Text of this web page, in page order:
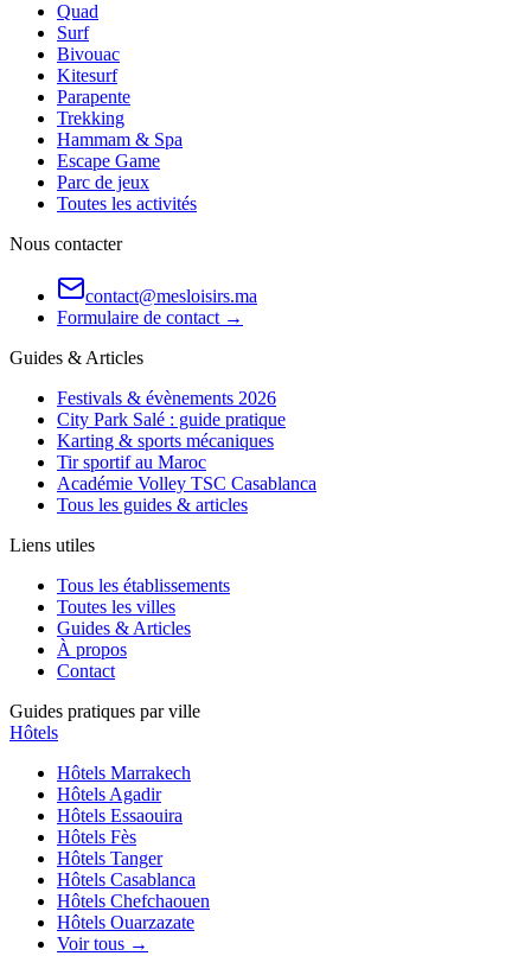
Quad
Surf
Bivouac
Kitesurf
Parapente
Trekking
Hammam & Spa
Escape Game
Parc de jeux
Toutes les activités
Nous contacter
contact@mesloisirs.ma
Formulaire de contact →
Guides & Articles
Festivals & évènements 2026
City Park Salé : guide pratique
Karting & sports mécaniques
Tir sportif au Maroc
Académie Volley TSC Casablanca
Tous les guides & articles
Liens utiles
Tous les établissements
Toutes les villes
Guides & Articles
À propos
Contact
Guides pratiques par ville
Hôtels
Hôtels Marrakech
HôtelsAgadir
Hôtels Essaouira
Hôtels Fès
Hôtels Tanger
Hôtels Casablanca
Hôtels Chefchaouen
Hôtels Ouarzazate
Voir tous →